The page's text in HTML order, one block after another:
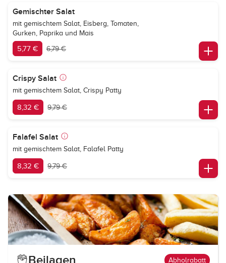
Gemischter Salat
mit gemischtem Salat, Eisberg, Tomaten,
Gurken, Paprika und Mais
5,77 € 6,79 €
Crispy Salat
mit gemischtem Salat, Crispy Patty
8,32 € 9,79 €
Falafel Salat
mit gemischtem Salat, Falafel Patty
8,32 € 9,79 €
Abholrabatt